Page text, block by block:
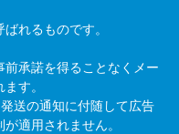
れるものです。
承諾を得ることなくメー
す。
送の通知に付随して広告
適用されません。